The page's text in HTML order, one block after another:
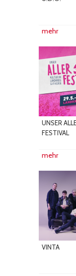
mehr
UNSER
FESTIVAL
mehr
VINTA